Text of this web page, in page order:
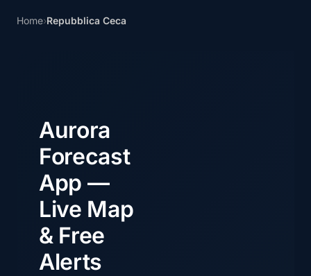
Home›Repubblica Ceca
Aurora
Forecast
App —
Live Map
& Free
Alerts